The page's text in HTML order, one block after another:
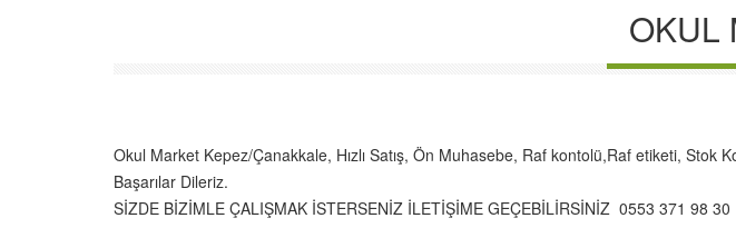
OKUL
Okul Market Kepez/Çanakkale, Hızlı Satış, Ön Muhasebe, Raf kontolü,Raf etiketi,
Başarılar Dileriz.
SİZDE BİZİMLE ÇALIŞMAK İSTERSENİZ İLETİŞİME GEÇEBİLİRSİNİZ 0553 371 98 30